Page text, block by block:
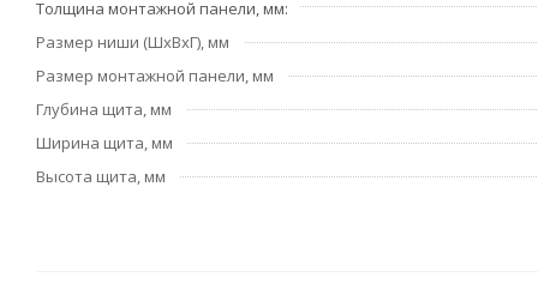
Толщина монтажной панели, мм
Размер ниши (ШхВхГ), мм
Размер монтажной панели, мм
Глубина щита, мм
Ширина щита, мм
Высота щита, мм